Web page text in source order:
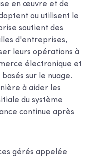
en œuvre et de
ou utilisent le
soutient des
d'entreprises,
leurs opérations à
électronique et
sur le nuage.
à aider les
du système
continue après
gérés appelée